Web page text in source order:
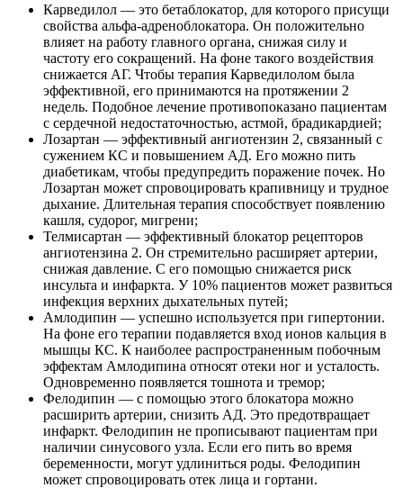
Карведилол — это бетаблокатор, для которого присущи
свойства альфа-адреноблокатора. Он положительно
влияет на работу главного органа, снижая силу и
частоту его сокращений. На фоне такого воздействия
снижается АГ. Чтобы терапия Карведилолом была
эффективной, его принимаются на протяжении 2
недель. Подобное лечение противопоказано пациентам
с сердечной недостаточностью, астмой, брадикардией;
Лозартан — эффективный ангиотензин 2, связанный с
сужением КС и повышением АД. Его можно пить
диабетикам, чтобы предупредить поражение почек. Но
Лозартан может спровоцировать крапивницу и трудное
дыхание. Длительная терапия способствует появлению
кашля, судорог, мигрени;
Телмисартан — эффективный блокатор рецепторов
ангиотензина 2. Он стремительно расширяет артерии,
снижая давление. С его помощью снижается риск
инсульта и инфаркта. У 10% пациентов может развиться
инфекция верхних дыхательных путей;
Амлодипин — успешно используется при гипертонии.
На фоне его терапии подавляется вход ионов кальция в
мышцы КС. К наиболее распространенным побочным
эффектам Амлодипина относят отеки ног и усталость.
Одновременно появляется тошнота и тремор;
Фелодипин — с помощью этого блокатора можно
расширить артерии, снизить АД. Это предотвращает
инфаркт. Фелодипин не прописывают пациентам при
наличии синусового узла. Если его пить во время
беременности, могут удлиниться роды. Фелодипин
может спровоцировать отек лица и гортани.